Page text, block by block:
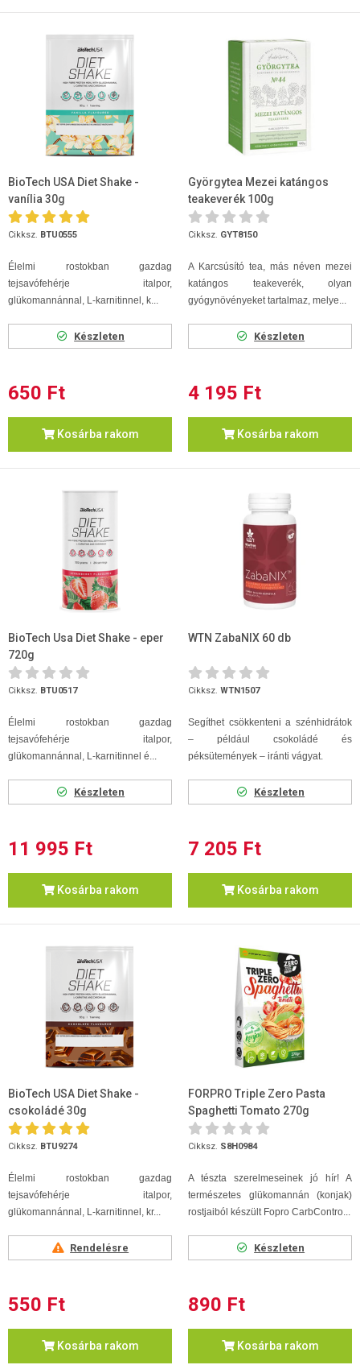
BioTech USA Diet Shake -
vanília 30g
Cikksz. BTU0555
Élelmi rostokban gazdag
tejsavófehérje italpor,
glükomannánnal, L-karnitinnel, k...
Készleten
650 Ft
Kosárba rakom
Györgytea Mezei katángos
teakeverék 100g
Cikksz. GYT8150
A Karcsúsító tea, más néven mezei
katángos teakeverék, olyan
gyógynövényeket tartalmaz, melye...
Készleten
4 195 Ft
Kosárba rakom
BioTech Usa Diet Shake - eper
720g
Cikksz. BTU0517
Élelmi rostokban gazdag
tejsavófehérje italpor,
glükomannánnal, L-karnitinnel é...
Készleten
11 995 Ft
Kosárba rakom
WTN ZabaNIX 60 db
Cikksz. WTN1507
Segíthet csökkenteni a szénhidrátok
– például csokoládé és
péksütemények – iránti vágyat.
Készleten
7 205 Ft
Kosárba rakom
BioTech USA Diet Shake -
csokoládé 30g
Cikksz. BTU9274
Élelmi rostokban gazdag
tejsavófehérje italpor,
glükomannánnal, L-karnitinnel, kr...
Rendelésre
550 Ft
Kosárba rakom
FORPRO Triple Zero Pasta
Spaghetti Tomato 270g
Cikksz. S8H0984
A tészta szerelmeseinek jó hír! A
természetes glükomannán (konjak)
rostjaiból készült Fopro CarbContro...
Készleten
890 Ft
Kosárba rakom